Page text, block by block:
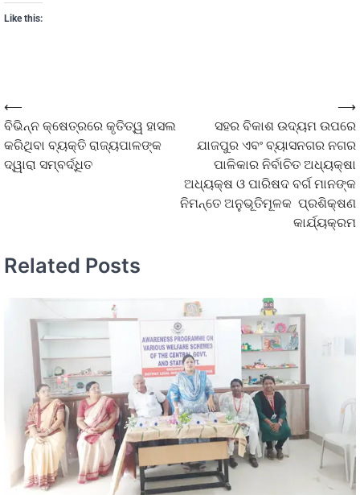
Like this:
⟵
ବିଭିନ୍ନ କ୍ଷେତ୍ରରେ କୃତିତ୍ୱ ହାସଲ
କରିଥିବା ବ୍ୟକ୍ତି ରାଜ୍ୟପାଳଙ୍କ
ଦ୍ୱାରା ସମ୍ବର୍ଦ୍ଧିତ
ସହର ବିକାଶ ଉଦ୍ୟମ ଉପରେ
ଯାଜପୁର ଏବଂ ବ୍ୟାସନଗର ନଗର
ପାଳିକାର ନିର୍ବାଚିତ ଅଧ୍ୟକ୍ଷା
ଅଧ୍ୟକ୍ଷ ଓ ପାରିଷଦ ବର୍ଗ ମାନଙ୍କ
ନିମନ୍ତେ ଅନୁଭୂତିମୂଳକ ପ୍ରଶିକ୍ଷଣ
କାର୍ଯ୍ୟକ୍ରମ
⟶
Related Posts